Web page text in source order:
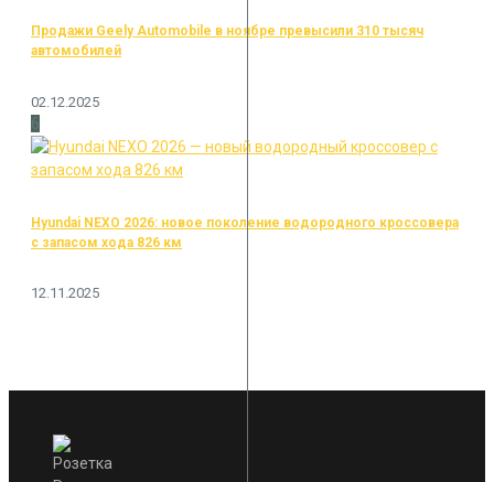
Продажи Geely Automobile в ноябре превысили 310 тысяч
автомобилей
02.12.2025
6
Hyundai NEXO 2026: новое поколение водородного кроссовера
с запасом хода 826 км
12.11.2025